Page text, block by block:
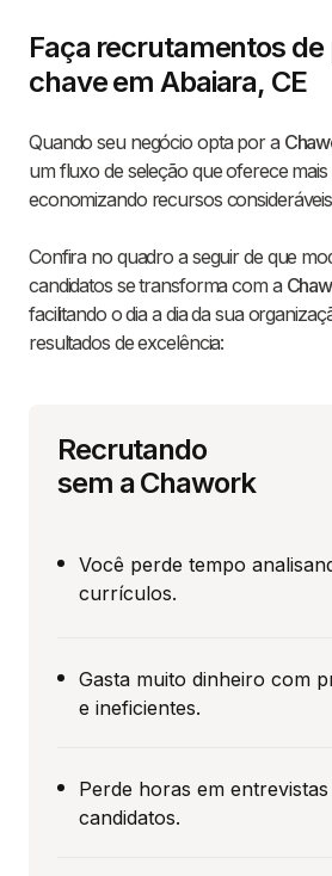
Faça recrutamentos
chave em Abaiara, CE
Quando seu negócio opta por a
um fluxo de seleção que oferece
economizando recursos
Confira no quadro a seguir de que
candidatos se transforma com a
facilitando o dia a dia da sua
resultados de excelência:
Recrutando
sem a Chawork
Você perde tempo
currículos.
Gasta muito dinheiro com
e ineficientes.
Perde horas em
candidatos.